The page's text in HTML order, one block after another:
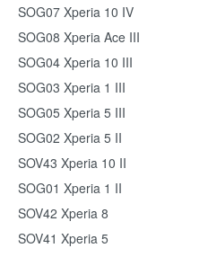
SOG07 Xperia 10 IV
SOG08 Xperia Ace III
SOG04 Xperia 10 III
SOG03 Xperia 1 III
SOG05 Xperia 5 III
SOG02 Xperia 5 II
SOV43 Xperia 10 II
SOG01 Xperia 1 II
SOV42 Xperia 8
SOV41 Xperia 5